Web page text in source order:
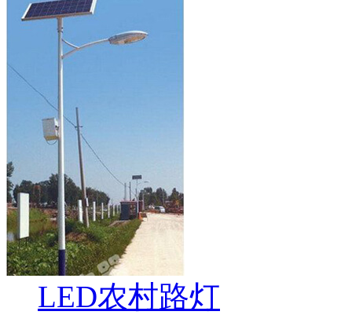
LED农村路灯